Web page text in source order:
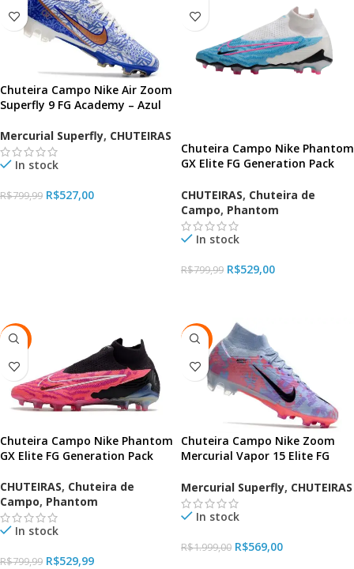
Chuteira Campo Nike Air Zoom
Superfly 9 FG Academy – Azul
Mercurial Superfly, CHUTEIRAS
In stock
R$799,99 R$527,00
Chuteira Campo Nike Phantom
GX Elite FG Generation Pack
CHUTEIRAS, Chuteira de
Campo, Phantom
In stock
R$799,99 R$529,00
-34%
Chuteira Campo Nike Phantom
GX Elite FG Generation Pack
CHUTEIRAS, Chuteira de
Campo, Phantom
In stock
R$799,99 R$529,99
-72%
Chuteira Campo Nike Zoom
Mercurial Vapor 15 Elite FG
Mercurial Superfly, CHUTEIRAS
In stock
R$1.999,00 R$569,00